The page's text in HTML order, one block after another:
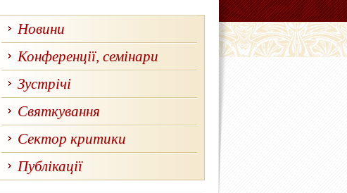
Новини
Конференції, семінари
Зустрічі
Святкування
Сектор критики
Публікації